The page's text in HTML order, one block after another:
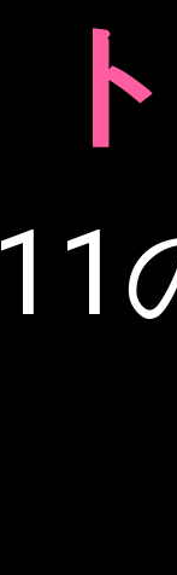
11